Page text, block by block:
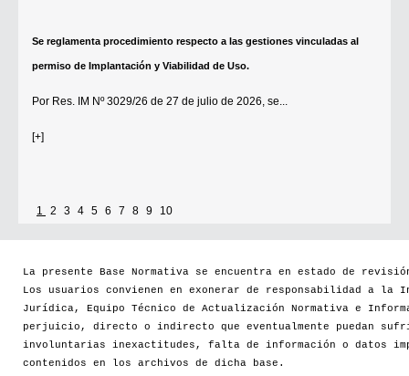
Se reglamenta procedimiento respecto a las gestiones vinculadas al
permiso de Implantación y Viabilidad de Uso.
Por Res. IM Nº 3029/26 de 27 de julio de 2026, se...
[+]
1 2 3 4 5 6 7 8 9 10
La presente Base Normativa se encuentra en estado de
Los usuarios convienen en exonerar de responsabilidad a la
Jurídica, Equipo Técnico de Actualización Normativa e
perjuicio, directo o indirecto que eventualmente puedan
involuntarias inexactitudes, falta de información o datos
contenidos en los archivos de dicha base.